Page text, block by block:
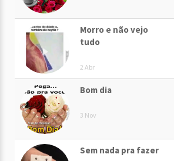
Morro e não vejo
tudo
2 Abr
Bom dia
3 Nov
Sem nada pra fazer